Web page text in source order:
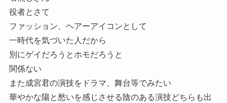
役者とさて
ファッション、ヘアーアイコンとして
一時代を気づいた人だから
別にゲイだろうとホモだろうと
関係ない
また成宮君の演技をドラマ、舞台等でみたい
華やかな陽と愁いを感じさせる陰のある演技どちらも出